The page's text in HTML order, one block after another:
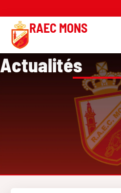
RAEC MONS
Actualités